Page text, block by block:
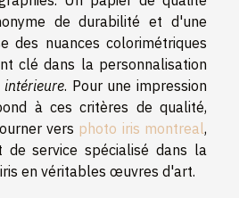
de durabilité et d'une
des nuances colorimétriques
clé dans la personnalisation
. Pour une impression
à ces critères de qualité,
vers photo iris montreal,
de service spécialisé dans la
en véritables œuvres d'art.